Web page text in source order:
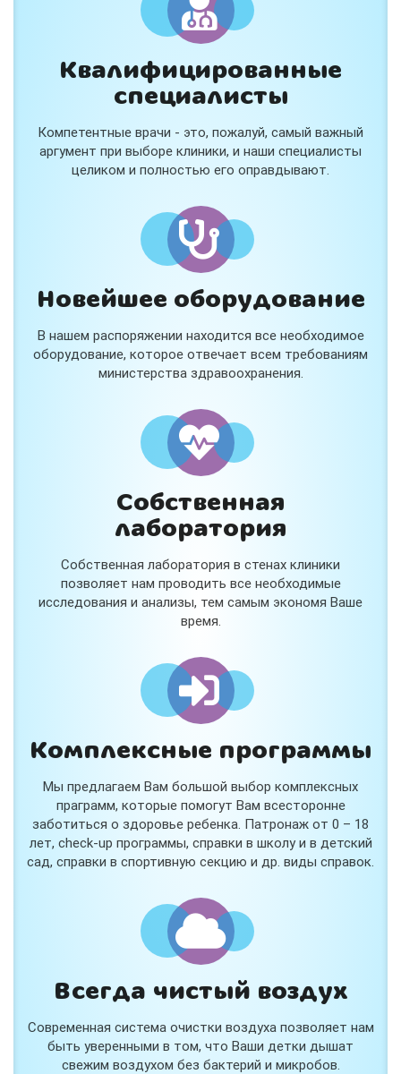
Квалифицированные
специалисты
Компетентные врачи - это, пожалуй, самый важный
аргумент при выборе клиники, и наши специалисты
целиком и полностью его оправдывают.
Новейшее оборудование
В нашем распоряжении находится все необходимое
оборудование, которое отвечает всем требованиям
министерства здравоохранения.
Собственная
лаборатория
Собственная лаборатория в стенах клиники
позволяет нам проводить все необходимые
исследования и анализы, тем самым экономя Ваше
время.
Комплексные программы
Мы предлагаем Вам большой выбор комплексных
праграмм, которые помогут Вам всесторонне
заботиться о здоровье ребенка. Патронаж от 0 – 18
лет, check-up программы, справки в школу и в детский
сад, справки в спортивную секцию и др. виды справок.
Всегда чистый воздух
Современная система очистки воздуха позволяет нам
быть уверенными в том, что Ваши детки дышат
свежим воздухом без бактерий и микробов.